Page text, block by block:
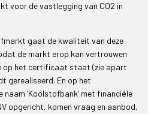
voor de vastlegging van CO2 in
gaat de kwaliteit van deze
de markt erop kan vertrouwen
op het certificaat staat (zie apart
gerealiseerd. En op het
‘Koolstofbank’ met financiële
opgericht, komen vraag en aanbod,